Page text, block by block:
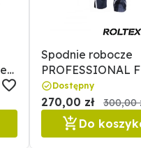
Spodnie robocze
PROFESSIONAL
LINE roz. S STALCO
Dostępny
270,00 zł 300,00
Do